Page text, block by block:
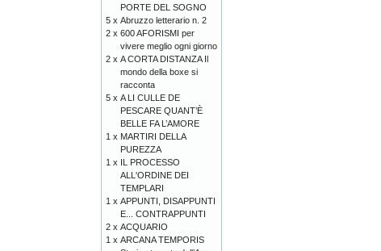
PORTE DEL SOGNO
5 x Abruzzo letterario n. 2
2 x 600 AFORISMI per
vivere meglio ogni giorno
2 x A CORTA DISTANZA Il
mondo della boxe si
racconta
5 x A LI CULLE DE
PESCARE QUANT’È
BELLE FA L’AMORE
1 x MARTIRI DELLA
PUREZZA
1 x IL PROCESSO
ALL'ORDINE DEI
TEMPLARI
1 x APPUNTI, DISAPPUNTI
E... CONTRAPPUNTI
2 x ACQUARIO
1 x ARCANA TEMPORIS